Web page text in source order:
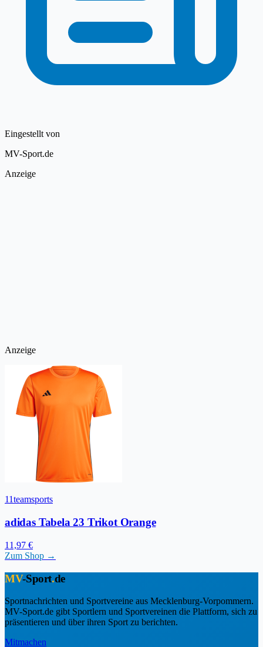
Eingestellt von
MV-Sport.de
Anzeige
Anzeige
11teamsports
adidas Tabela 23 Trikot Orange
11,97 €
Zum Shop →
MV-Sport.de
Sportnachrichten und Sportvereine aus Mecklenburg-Vorpommern.
MV-Sport.de gibt Sportlern und Sportvereinen die Plattform, sich zu
präsentieren und über ihren Sport zu berichten.
Mitmachen